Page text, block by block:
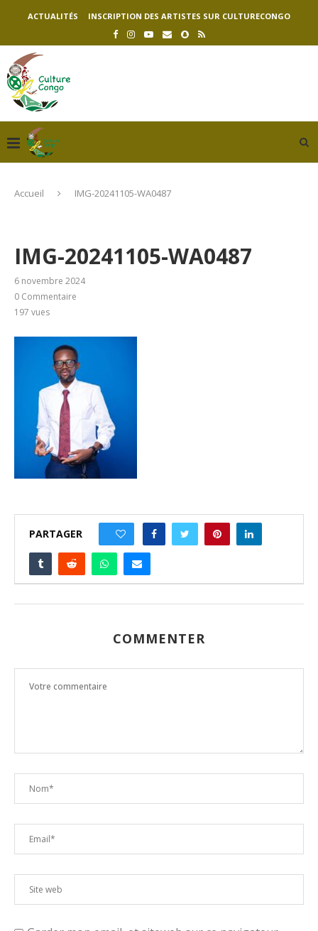
ACTUALITÉS INSCRIPTION DES ARTISTES SUR CULTURECONGO
Accueil IMG-20241105-WA0487
IMG-20241105-WA0487
6 novembre 2024
0 Commentaire
197 vues
PARTAGER
COMMENTER